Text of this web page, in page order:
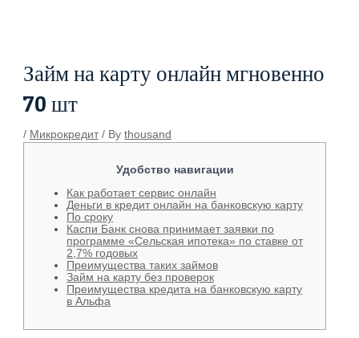
Займ на карту онлайн мгновенно
70 шт
/ Микрокредит / Bythousand
Удобство навигации
Как работает сервис онлайн
Деньги в кредит онлайн на банковскую карту
По сроку
Каспи Банк снова принимает заявки по
программе «Сельская ипотека» по ставке от
2,7% годовых
Преимущества таких займов
Займ на карту без проверок
Преимущества кредита на банковскую карту
в Альфа